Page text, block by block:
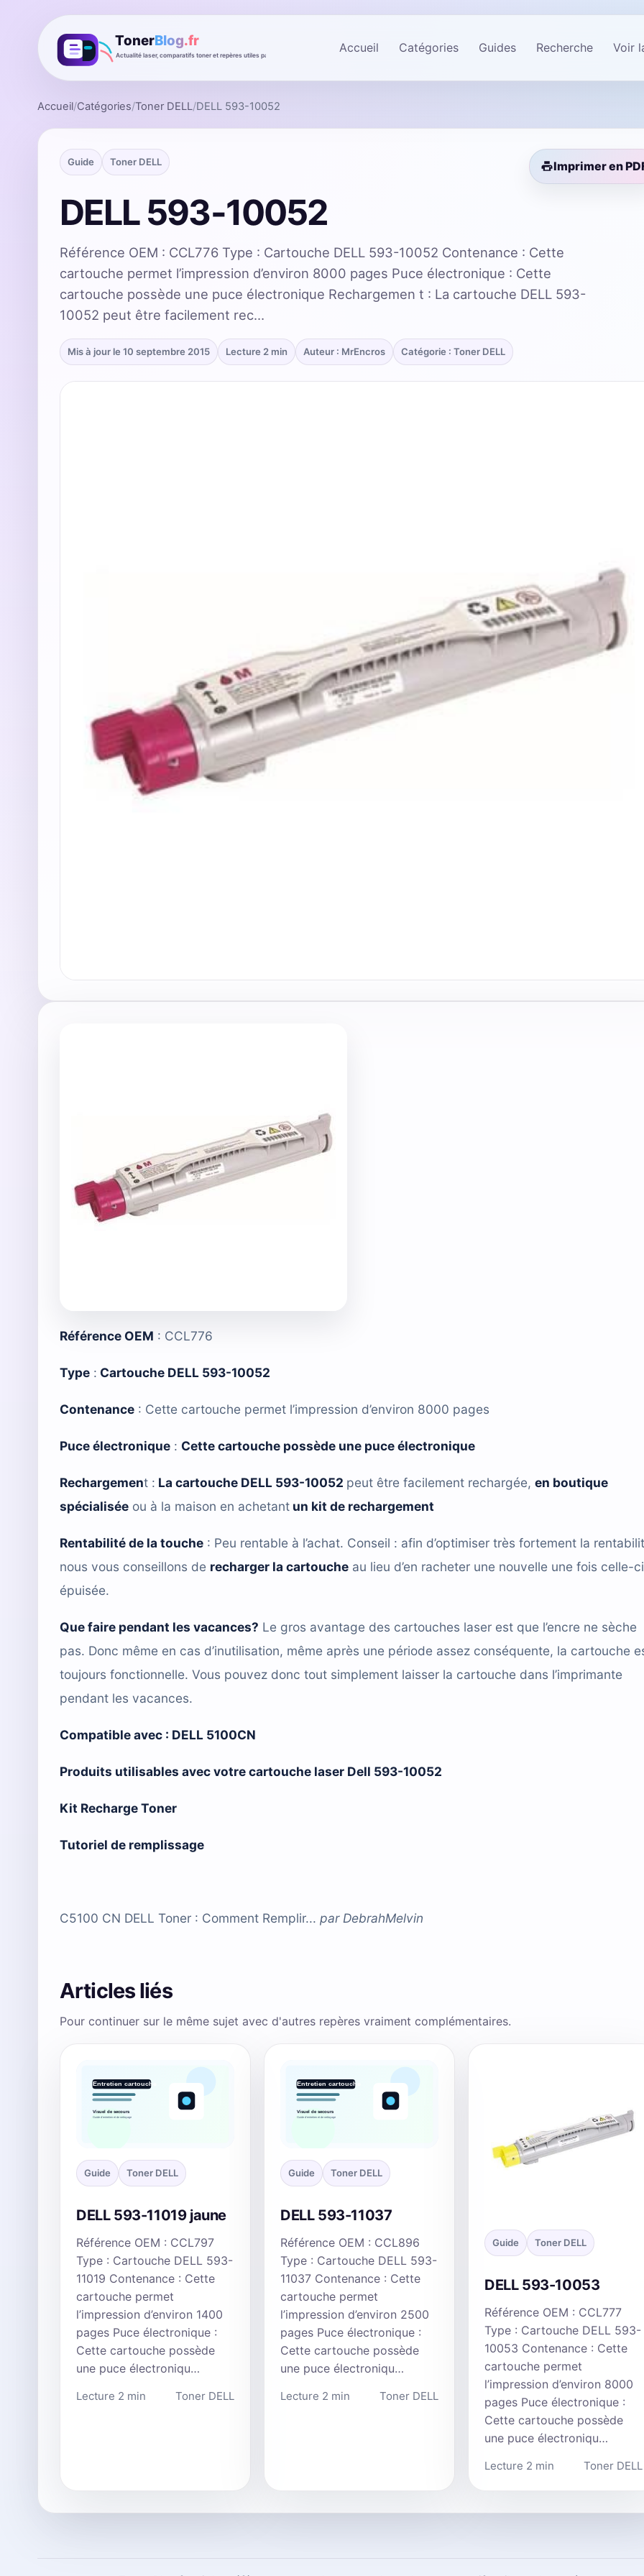
Accueil Catégories Guides Recherche Voir
Accueil/Catégories/Toner DELL /DELL 593-10052
Guide Toner DELL Imprimer en
DELL 593-10052
Référence OEM : CCL776 Type : Cartouche DELL 593-10052 Contenance : Cette
cartouche permet l’impression d’environ 8000 pages Puce électronique : Cette
cartouche possède une puce électronique Rechargemen t : La cartouche DELL 593-
10052 peut être facilement rec…
Mis à jour le 10 septembre 2015 Lecture 2 min Auteur : MrEncros Catégorie : Toner DELL
Référence OEM : CCL776
Type : Cartouche DELL 593-10052
Contenance : Cette cartouche permet l’impression d’environ 8000 pages
Puce électronique : Cette cartouche possède une puce électronique
Rechargement : La cartouche DELL 593-10052 peut être facilement rechargée, en boutique
spécialisée ou à la maison en achetant un kit de rechargement
Rentabilité de la touche : Peu rentable à l’achat. Conseil : afin d’optimiser très fortement la
nous vous conseillons de recharger la cartouche au lieu d’en racheter une nouvelle une fois celle-ci
épuisée.
Que faire pendant les vacances? Le gros avantage des cartouches laser est que l’encre ne sèche
pas. Donc même en cas d’inutilisation, même après une période assez conséquente, la cartouche
toujours fonctionnelle. Vous pouvez donc tout simplement laisser la cartouche dans l’imprimante
pendant les vacances.
Compatible avec : DELL 5100CN
Produits utilisables avec votre cartouche laser Dell 593-10052
Kit Recharge Toner
Tutoriel de remplissage
C5100 CN DELL Toner : Comment Remplir... par DebrahMelvin
Articles liés
Pour continuer sur le même sujet avec d'autres repères vraiment complémentaires.
Guide Toner DELL
DELL 593-11019 jaune
Référence OEM : CCL797
Type : Cartouche DELL 593-
11019 Contenance : Cette
cartouche permet
l’impression d’environ 1400
pages Puce électronique :
Cette cartouche possède
une puce électroniqu…
Lecture 2 min Toner DELL
Guide Toner DELL
DELL 593-11037
Référence OEM : CCL896
Type : Cartouche DELL 593-
11037 Contenance : Cette
cartouche permet
l’impression d’environ 2500
pages Puce électronique :
Cette cartouche possède
une puce électroniqu…
Lecture 2 min Toner DELL
Guide Toner DELL
DELL 593-10053
Référence OEM : CCL777
Type : Cartouche DELL 593-
10053 Contenance : Cette
cartouche permet
l’impression d’environ 8000
pages Puce électronique :
Cette cartouche possède
une puce électroniqu…
Lecture 2 min Toner DELL